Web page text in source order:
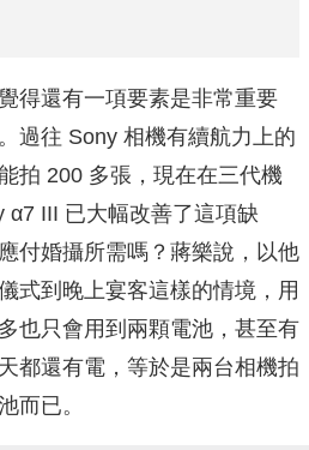
得還有一項要素是非常重要
過往 Sony 相機有續航力上的
拍 200 多張，現在在三代機
α7 III 已大幅改善了這項缺
付婚攝所需嗎？蔣樂說，以他
式到晚上宴客這樣的情境，用
也只會用到兩顆電池，甚至有
都還有電，等於是兩台相機拍
而已。